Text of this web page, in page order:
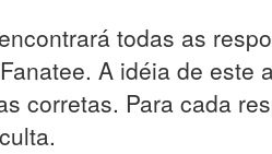
todas as
A idéia de
corretas. Para cada